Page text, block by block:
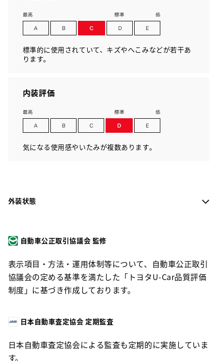
標準的に使用されていて、キズやへこみなどが若干あ
ります。
内装評価
気になる使用感やいたみが複数あります。
外装状態
自動車公正取引協議会 監修
表示項目・方法・運用体制等について、自動車公正取引
協議会の定める基準を満たした「トヨタU-Car品質評価
制度」に基づき作成しております。
日本自動車査定協会 定期監査
日本自動車査定協会による監査も定期的に実施していま
す。